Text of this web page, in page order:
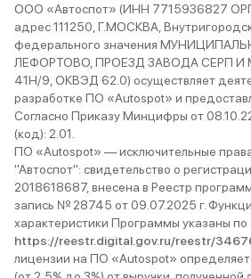
ООО «Автоспот» (ИНН 7715936827
адрес 111250, Г.МОСКВА,
федерального значения
ЛЕФОРТОВО, ПРОЕЗД ЗАВОДА СЕРП И
41Н/9, ОКВЭД 62.0) осуществляет
разработке ПО «Autospot» и
Согласно Приказу Минцифры от
(код): 2.01.
ПО «Autospot» — исключительные
"Автоспот": свидетельство о
2018618687, внесена в Реестр
запись № 28745 от 09.07.2025 г.
характеристики Программы указаны по
https://reestr.digital.gov.ru/reestr/
лицензии на ПО «Autospot»